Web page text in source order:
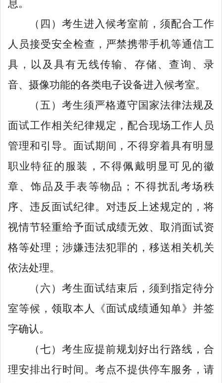
息。
（ 四 ） 考生进入候考室前，须配合工作
人员接受安全检查， 严禁携带手机等通信工
具， 以及具有无线传输、 存储、查询、录
音、摄像功能的各类电子设备进入候考室。
（ 五 ）考生须严格遵守国家法律法规及
面试工作相关纪律规定，配合现场工作人员
管理和引导。面试期间，不得穿着具有明显
职业特征的服装，不得佩戴明显可见的徽
章、饰品及手表等物品；不得扰乱考场秩
序、违反面试纪律。对违反上述规定的，将
视情节轻重给予面试成绩无效、取消面试资
格等处理；涉嫌违法犯罪的，移送相关机关
依法处理。
（ 六）考生面试结束后，须到指定待分
室等候，领取本人《面试成绩通知单》并签
字确认。
（七） 考生应提前规划好出行路线，合
理安排出行时间。 考点不提供停车服务，请